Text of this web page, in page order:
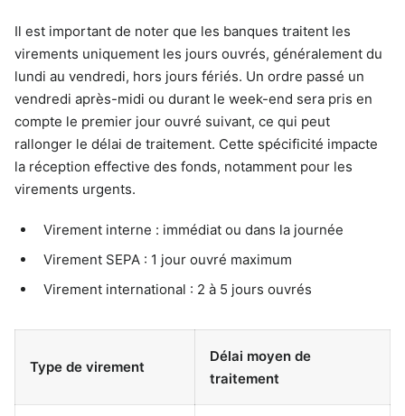
Il est important de noter que les banques traitent les
virements uniquement les jours ouvrés, généralement du
lundi au vendredi, hors jours fériés. Un ordre passé un
vendredi après-midi ou durant le week-end sera pris en
compte le premier jour ouvré suivant, ce qui peut
rallonger le délai de traitement. Cette spécificité impacte
la réception effective des fonds, notamment pour les
virements urgents.
Virement interne : immédiat ou dans la journée
Virement SEPA : 1 jour ouvré maximum
Virement international : 2 à 5 jours ouvrés
Type de virement
Délai moyen de
traitement